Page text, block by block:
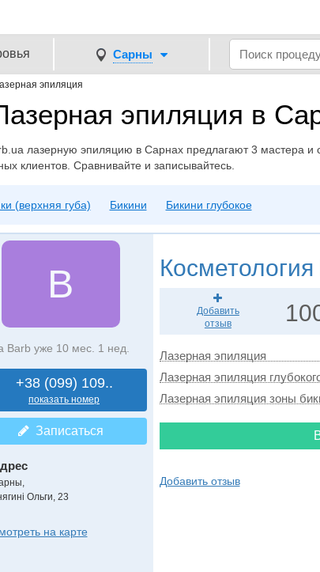
Сарны
эпиляция
эпиляция в
лазерную эпиляцию в Сарнах предлагают 3 мастера и
клиентов. Сравнивайте и записывайтесь.
(верхняя губа) Бикини Бикини глубокое
B
Barb уже 10 мес. 1 нед.
+38 (099) 109..
показать номер
Записаться
,
Ольги, 23
на карте
Косметология
Добавить
отзыв
Лазерная эпиляция
Лазерная эпиляция
Лазерная эпиляция зоны
Добавить отзыв